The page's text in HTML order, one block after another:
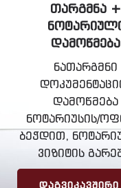
ᲗᲐᲠᲒᲛᲜᲐ +
ᲓᲐᲛᲝᲬᲛᲔᲑᲐ
ნათარგმნი
დამოწმება
ნოტარიუსის/
ბეჭდით,
ვიზიტის
ᲓᲐᲒᲕᲘᲙᲐᲕᲨᲘᲠᲘ